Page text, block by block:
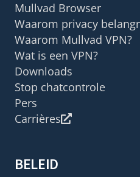
Mullvad Browser
Waarom privacy
Waarom Mullvad VPN?
Wat is een VPN?
Downloads
Stop chatcontrole
Pers
Carrières
BELEID